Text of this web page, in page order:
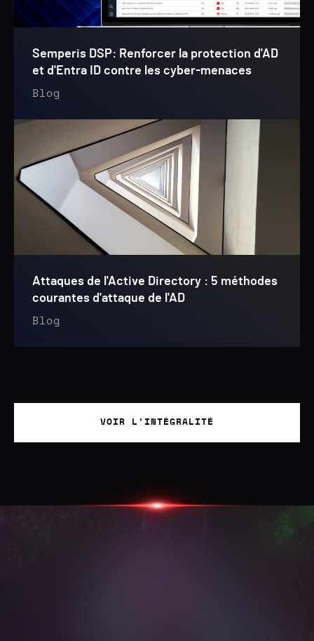
Semperis DSP: Renforcer la protection d'AD
et d'Entra ID contre les cyber-menaces
Blog
Attaques de l'Active Directory : 5 méthodes
courantes d'attaque de l'AD
Blog
VOIR L'INTÉGRALITÉ